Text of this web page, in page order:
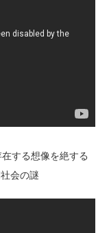
する想像を絶する
会の謎